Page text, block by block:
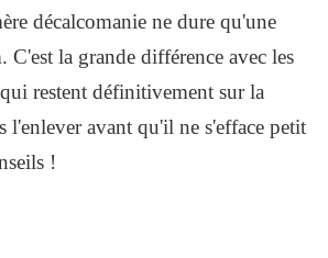
décalcomanie ne dure qu'une
C'est la grande différence avec les
restent définitivement sur la
l'enlever avant qu'il ne s'efface petit
!